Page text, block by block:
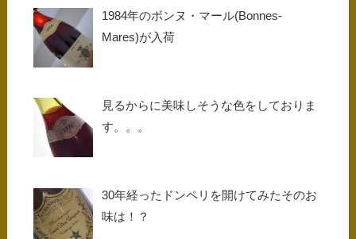
1984年のボンヌ・マール(Bonnes-
Mares)が入荷
見るからに美味しそうな色をしておりま
す。。。
30年経ったドンペリを開けてみたそのお
味は！？